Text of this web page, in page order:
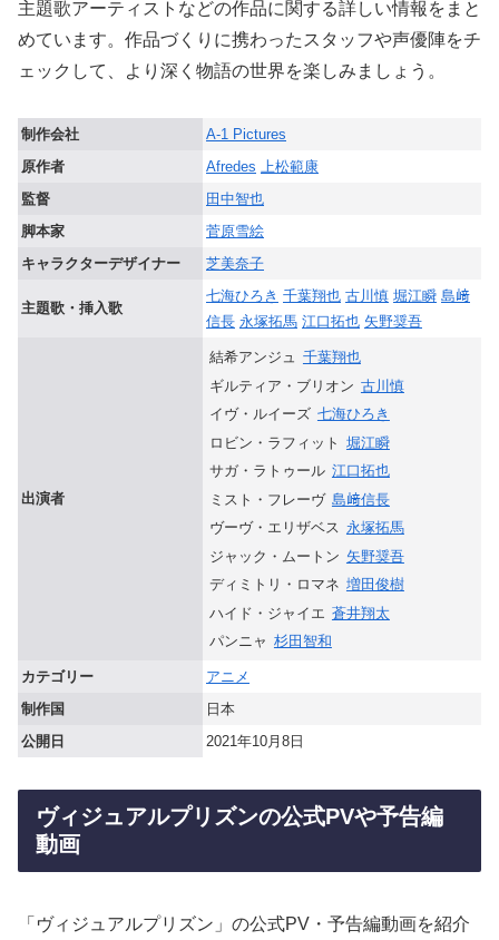
主題歌アーティストなどの作品に関する詳しい情報をまと
めています。作品づくりに携わったスタッフや声優陣をチ
ェックして、より深く物語の世界を楽しみましょう。
制作会社
A-1 Pictures
原作者
Afredes 上松範康
監督
田中智也
脚本家
菅原雪絵
キャラクターデザイナー
芝美奈子
主題歌・挿入歌
七海ひろき 千葉翔也 古川慎 堀江瞬 島﨑
信長 永塚拓馬 江口拓也 矢野奨吾
出演者
結希アンジュ
千葉翔也
ギルティア・ブリオン 古川慎
イヴ・ルイーズ 七海ひろき
ロビン・ラフィット 堀江瞬
サガ・ラトゥール 江口拓也
ミスト・フレーヴ 島﨑信長
ヴーヴ・エリザベス 永塚拓馬
ジャック・ムートン 矢野奨吾
ディミトリ・ロマネ 増田俊樹
ハイド・ジャイエ 蒼井翔太
パンニャ 杉田智和
カテゴリー
アニメ
制作国
日本
公開日
2021年10月8日
ヴィジュアルプリズンの公式PVや予告編
動画
「ヴィジュアルプリズン」の公式PV・予告編動画を紹介